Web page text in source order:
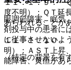
眼調節障害、眠気
剤投与中の患者に
に従事させないよ
（特定の背景を有
１１．１．９．
度不明）：ＱＴ延
あらわれることが
１１．１．１０．
明）：ＡＳＴ上昇
能障害、黄疸があ